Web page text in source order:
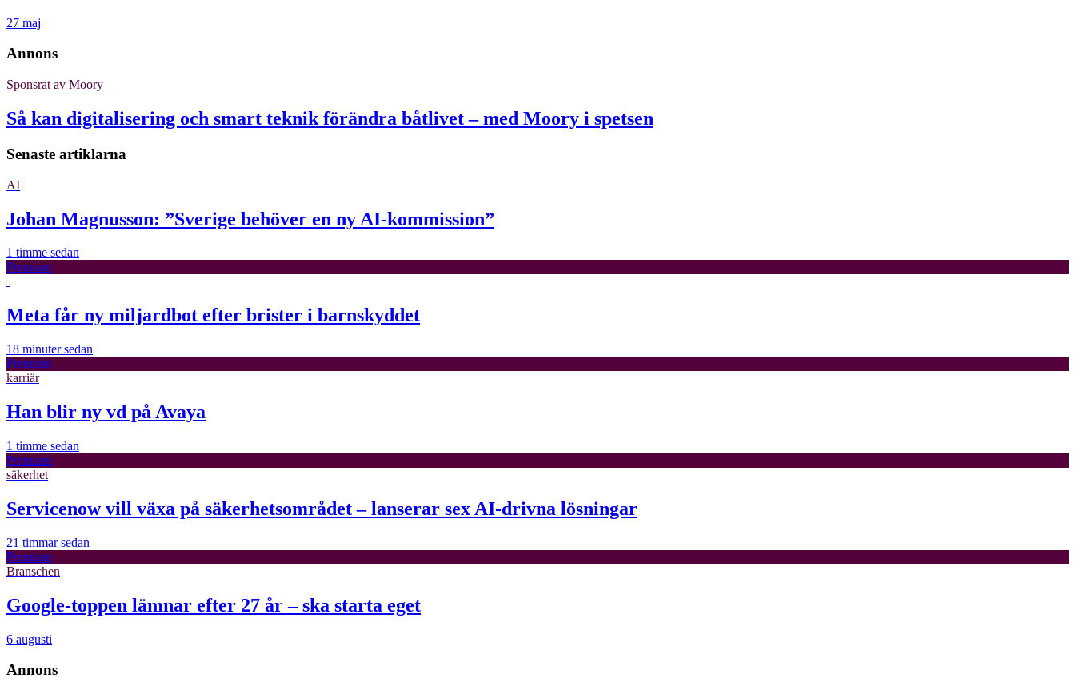
27 maj
Annons
Sponsrat av Moory
Så kan digitalisering och smart teknik förändra båtlivet – med Moory i spetsen
Senaste artiklarna
AI
Johan Magnusson: ”Sverige behöver en ny AI-kommission”
1 timme sedan
Premium
Meta får ny miljardbot efter brister i barnskyddet
18 minuter sedan
Premium
karriär
Han blir ny vd på Avaya
1 timme sedan
Premium
säkerhet
Servicenow vill växa på säkerhetsområdet – lanserar sex AI-drivna lösningar
21 timmar sedan
Premium
Branschen
Google-toppen lämnar efter 27 år – ska starta eget
6 augusti
Annons